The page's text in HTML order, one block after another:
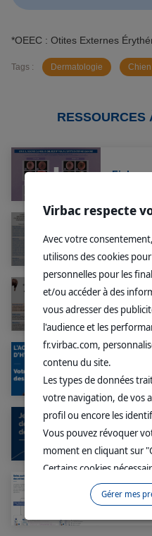
*OEEC : Otites Externes
Tags : Dermatologie Chien
RESSOURCES
Fiche
Poster -
Poster
Arbre
Virbac respecte
Avec votre
utilisons des cookies
personnelles pour les
et/ou accéder à des
vous adresser des
l'audience et les
fr.virbac.com,
contenu du site.
Les types de données
votre navigation, de vos
profil ou encore les
Vous pouvez révoquer
moment en cliquant sur
Certains cookies
site sont déposés sans
permettent et facilitent
cliquant sur “Continuer
Gérer mes